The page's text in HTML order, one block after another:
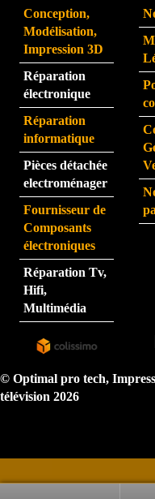
e.
Conception,
Modélisation,
Impression 3D
Réparation
électronique
Réparation
informatique
Pièces détachée
electroménager
Fournisseur de
Composants
électroniques
Réparation Tv,
Hifi,
Multimédia
© Optimal pro tech,
télévision 2026